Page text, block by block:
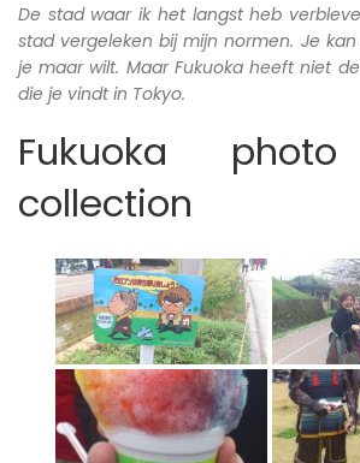
De stad waar ik het langst heb
stad vergeleken bij mijn normen. Je
je maar wilt. Maar Fukuoka heeft niet
die je vindt in Tokyo.
Fukuoka
collection